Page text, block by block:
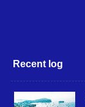
Recent log